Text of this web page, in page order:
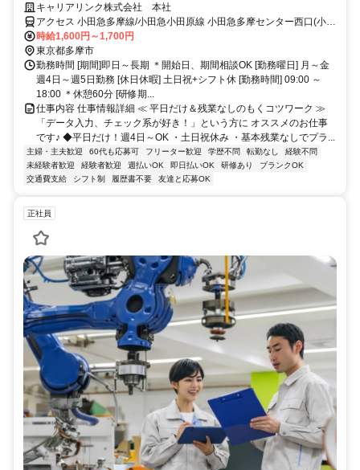
ク/土日祝休み＊日払い・週払いOK
キャリアリンク株式会社 本社
アクセス 小田急多摩線/小田急小田原線 小田急多摩センター西口(小田
急)徒歩約17分、京王相模原線 京王多摩センター中央口(京王)徒歩約
18分、多摩都市モノレール線 多摩センター出口1徒歩約18分 各線 多
摩センター駅 徒歩7分
時給1,600円～1,700円
東京都多摩市
勤務時間 [期間]即日～長期 ＊開始日、期間相談OK [勤務曜日] 月～金
週4日～週5日勤務 [休日休暇] 土日祝+シフト休 [勤務時間] 09:00 ～
18:00 ＊休憩60分 [研修期...
仕事内容 仕事情報詳細 ≪ 平日だけ＆残業なしのもくコツワーク ≫
「データ入力、チェック系が好き！」という方に オススメのお仕事
です♪ ◆平日だけ！週4日～OK ・土日祝休み ・基本残業なしでプラ...
主婦・主夫歓迎 60代も応募可 フリーター歓迎 学歴不問 転勤なし
経験不問
未経験者歓迎
経験者歓迎 週払いOK 即日払いOK 研修あり
ブランクOK
交通費支給
シフト制 履歴書不要 友達と応募OK
正社員